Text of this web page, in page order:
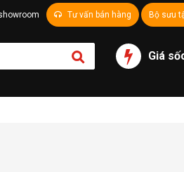
Tư vấn bán hàng Bộ sưu
Giá